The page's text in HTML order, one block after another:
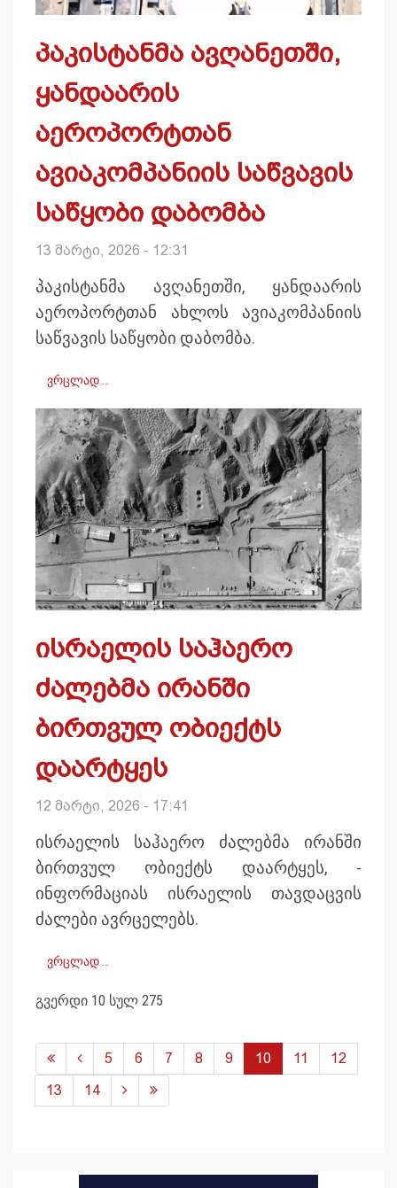
პაკისტანმა ავღანეთში,
ყანდაარის
აეროპორტთან
ავიაკომპანიის საწვავის
საწყობი დაბომბა
13 მარტი, 2026 - 12:31
პაკისტანმა ავღანეთში, ყანდაარის
აეროპორტთან ახლოს ავიაკომპანიის
საწვავის საწყობი დაბომბა.
ვრცლად …
ისრაელის საჰაერო
ძალებმა ირანში
ბირთვულ ობიექტს
დაარტყეს
12 მარტი, 2026 - 17:41
ისრაელის საჰაერო ძალებმა ირანში
ბირთვულ ობიექტს დაარტყეს, -
ინფორმაციას ისრაელის თავდაცვის
ძალები ავრცელებს.
ვრცლად …
გვერდი 10 სულ 275
5 6 7 8 9 10 11 12
13 14